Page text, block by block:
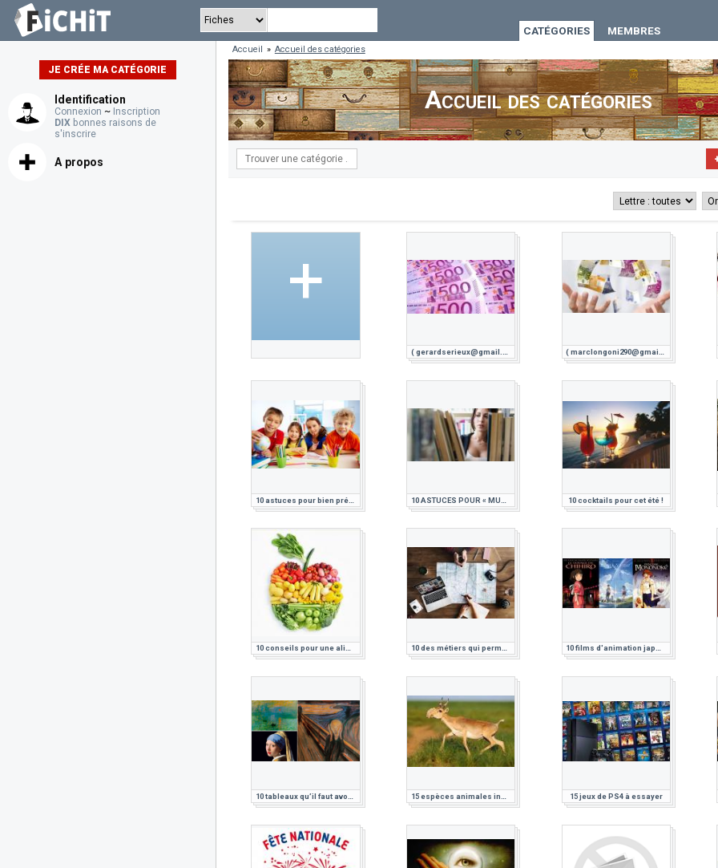
CATÉGORIES MEMBRES
JE CRÉE MA CATÉGORIE
Identification
Connexion ~ Inscription
DIX bonnes raisons de
s'inscrire
A propos
Accueil » Accueil des catégories
Accueil des catégories
+
10 cocktails pour cet été !
10 conseils pour une alimentation saine 10 des métiers qui permettent de travailler à distance et voyager 10 films d'animation japonais à voir
10 tableaux qu’il faut avoir vus dans sa vie 15 espèces animales insolites 15 jeux de PS4 à essayer